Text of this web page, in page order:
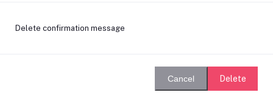
Delete confirmation message
Cancel Delete